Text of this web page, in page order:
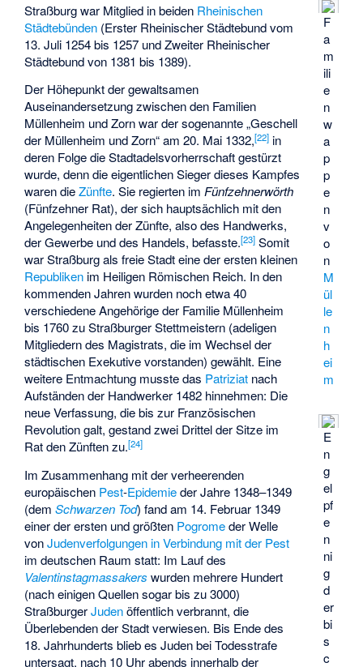
F
a
m
ili
e
n
w
a
p
p
e
n
v
o
n
M
ül
le
n
h
ei
m
E
n
g
el
pf
e
n
ni
g
d
er
bi
s
c
Straßburg war Mitglied in beiden Rheinischen
Städtebünden (Erster Rheinischer Städtebund vom
13. Juli 1254 bis 1257 und Zweiter Rheinischer
Städtebund von 1381 bis 1389).
Der Höhepunkt der gewaltsamen
Auseinandersetzung zwischen den Familien
Müllenheim und Zorn war der sogenannte „Geschell
der Müllenheim und Zorn“ am 20. Mai 1332,[22] in
deren Folge die Stadtadelsvorherrschaft gestürzt
wurde, denn die eigentlichen Sieger dieses Kampfes
waren dieZünfte. Sie regierten imFünfzehnerwörth
(Fünfzehner Rat), der sich hauptsächlich mit den
Angelegenheiten der Zünfte, also des Handwerks,
der Gewerbe und des Handels, befasste.[23] Somit
war Straßburg als freie Stadt eine der ersten kleinen
Republiken im Heiligen Römischen Reich. In den
kommenden Jahren wurden noch etwa 40
verschiedene Angehörige der Familie Müllenheim
bis 1760 zu StraßburgerStettmeistern (adeligen
Mitgliedern des Magistrats, die im Wechsel der
städtischen Exekutive vorstanden) gewählt. Eine
weitere Entmachtung musste das Patriziat nach
Aufständen der Handwerker 1482 hinnehmen: Die
neue Verfassung, die bis zur Französischen
Revolution galt, gestand zwei Drittel der Sitze im
Rat den Zünften zu.[24]
Im Zusammenhang mit der verheerenden
europäischen Pest-Epidemieder Jahre 1348–1349
(demSchwarzen Tod) fand am 14. Februar 1349
einer der ersten und größten Pogromeder Welle
vonJudenverfolgungen in Verbindung mit der Pest
im deutschen Raum statt: Im Lauf des
Valentinstagmassakers wurden mehrere Hundert
(nach einigen Quellen sogar bis zu 3000)
StraßburgerJudenöffentlich verbrannt, die
Überlebenden der Stadt verwiesen. Bis Ende des
18. Jahrhunderts blieb es Juden bei Todesstrafe
untersagt, nach 10 Uhr abends innerhalb der